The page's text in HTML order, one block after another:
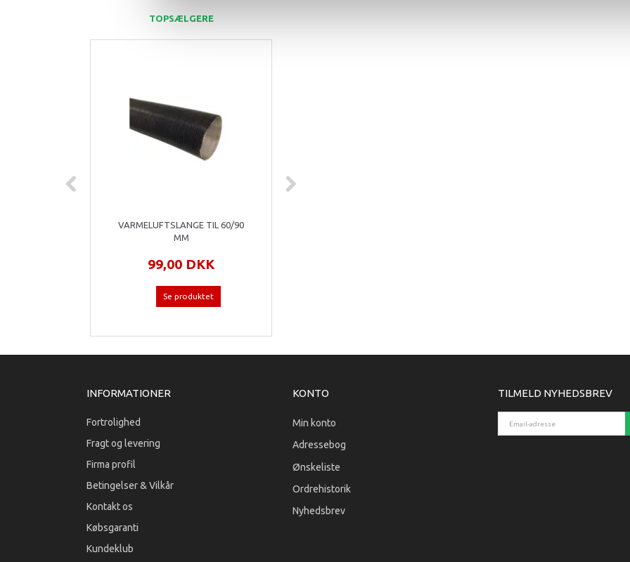
TOPSÆLGERE
VARMELUFTSLANGE TIL 60/90
MM
99,00 DKK
Se produktet
INFORMATIONER
Fortrolighed
Fragt og levering
Firma profil
Betingelser & Vilkår
Kontakt os
Købsgaranti
Kundeklub
KONTO
Min konto
Adressebog
Ønskeliste
Ordrehistorik
Nyhedsbrev
TILMELD NYHEDSBREV